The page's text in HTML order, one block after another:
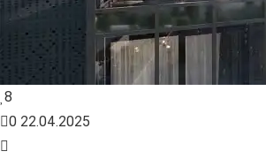
8
0 22.04.2025